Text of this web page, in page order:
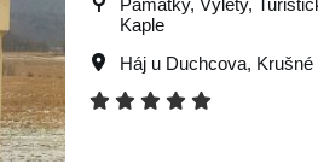
Památky, Výlety,
Kaple
Háj u Duchcova, Krušné